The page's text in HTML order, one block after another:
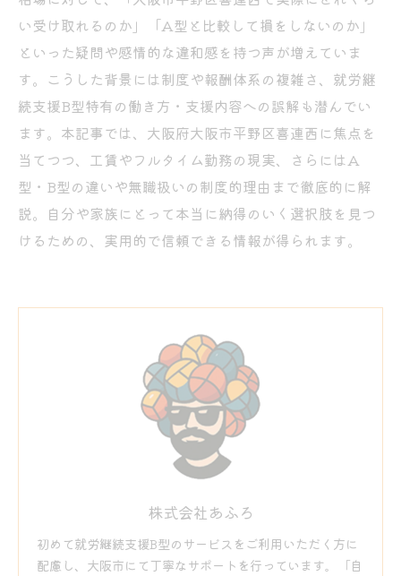
い受け取れるのか」「A型と比較して損をしないのか」
といった疑問や感情的な違和感を持つ声が増えていま
す。こうした背景には制度や報酬体系の複雑さ、就労継
続支援B型特有の働き方・支援内容への誤解も潜んでい
ます。本記事では、大阪府大阪市平野区喜連西に焦点を
当てつつ、工賃やフルタイム勤務の現実、さらにはA
型・B型の違いや無職扱いの制度的理由まで徹底的に解
説。自分や家族にとって本当に納得のいく選択肢を見つ
けるための、実用的で信頼できる情報が得られます。
株式会社あふろ
初めて就労継続支援B型のサービスをご利用いただく方に
配慮し、大阪市にて丁寧なサポートを行っています。「自